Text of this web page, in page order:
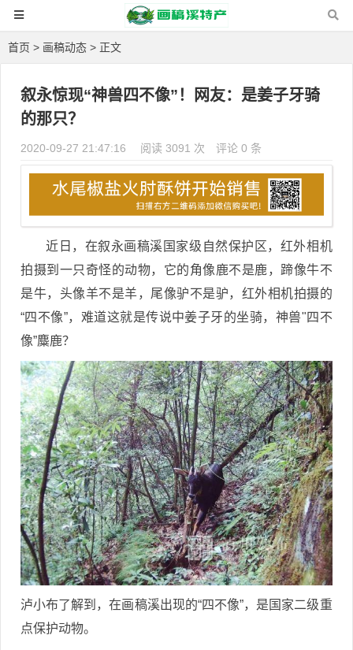
首页 > 画稿动态 > 正文
叙永惊现“神兽四不像”！网友：是姜子牙骑
的那只？
2020-09-27 21:47:16 阅读 3091 次 评论 0 条
近日，在叙永画稿溪国家级自然保护区，红外相机
拍摄到一只奇怪的动物，它的角像鹿不是鹿，蹄像牛不
是牛，头像羊不是羊，尾像驴不是驴，红外相机拍摄的
“四不像”，难道这就是传说中姜子牙的坐骑，神兽"四不
像”麋鹿？
泸小布了解到，在画稿溪出现的“四不像”，是国家二级重
点保护动物。